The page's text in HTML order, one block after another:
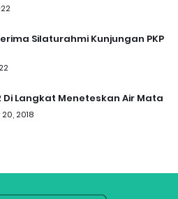
Silaturahmi Kunjungan PKP
Di Langkat Meneteskan Air Mata
2018